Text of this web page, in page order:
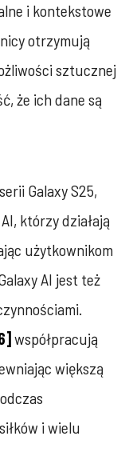
i kontekstowe
otrzymują
sztucznej
że ich dane są
Galaxy S25,
którzy działają
użytkownikom
AI jest też
współpracują
większą
i wielu